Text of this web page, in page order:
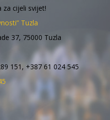
za cijeli svijet!
Tuzla
37, 75000 Tuzla
151, +387 61 024 545